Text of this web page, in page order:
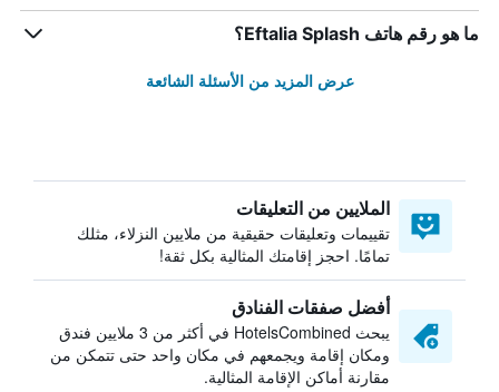
ما هو رقم هاتف Eftalia Splash؟
عرض المزيد من الأسئلة الشائعة
الملايين من التعليقات
تقييمات وتعليقات حقيقية من ملايين النزلاء، مثلك
تمامًا. احجز إقامتك المثالية بكل ثقة!
أفضل صفقات الفنادق
يبحث HotelsCombined في أكثر من 3 ملايين فندق
ومكان إقامة ويجمعهم في مكان واحد حتى تتمكن من
مقارنة أماكن الإقامة المثالية.